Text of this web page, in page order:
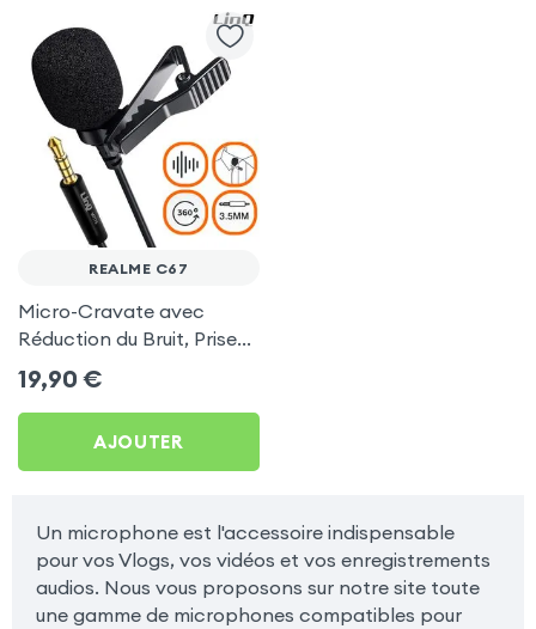
REALME C67
Micro-Cravate avec
Réduction du Bruit, Prise
Jack 3.5mm et Rotatif à
360°, LinQ - Noir pour
Realme C67
19,90 €
AJOUTER
Un microphone est l'accessoire indispensable
pour vos Vlogs, vos vidéos et vos enregistrements
audios. Nous vous proposons sur notre site toute
une gamme de microphones compatibles pour